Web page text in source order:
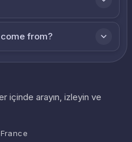
from?
içinde arayın, izleyin ve